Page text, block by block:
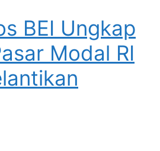
BEI Ungkap
Modal RI